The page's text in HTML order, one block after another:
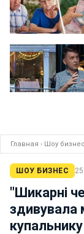
Главная › Шоу бизнес
ШОУ БИЗНЕС
"Шикарні
здивувала
купальнику